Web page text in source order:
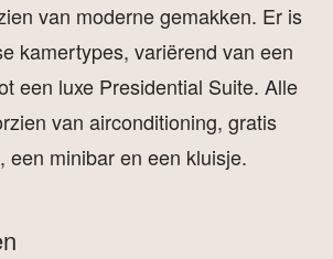
van moderne gemakken. Er is
kamertypes, variërend van een
een luxe Presidential Suite. Alle
van airconditioning, gratis
een minibar en een kluisje.